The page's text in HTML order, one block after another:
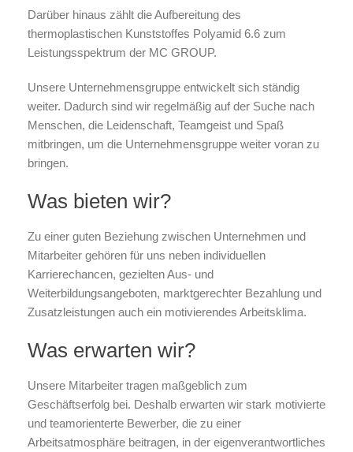
Darüber hinaus zählt die Aufbereitung des
thermoplastischen Kunststoffes Polyamid 6.6 zum
Leistungsspektrum der MC GROUP.
Unsere Unternehmensgruppe entwickelt sich ständig
weiter. Dadurch sind wir regelmäßig auf der Suche nach
Menschen, die Leidenschaft, Teamgeist und Spaß
mitbringen, um die Unternehmensgruppe weiter voran zu
bringen.
Was bieten wir?
Zu einer guten Beziehung zwischen Unternehmen und
Mitarbeiter gehören für uns neben individuellen
Karrierechancen, gezielten Aus- und
Weiterbildungsangeboten, marktgerechter Bezahlung und
Zusatzleistungen auch ein motivierendes Arbeitsklima.
Was erwarten wir?
Unsere Mitarbeiter tragen maßgeblich zum
Geschäftserfolg bei. Deshalb erwarten wir stark motivierte
und teamorienterte Bewerber, die zu einer
Arbeitsatmosphäre beitragen, in der eigenverantwortliches